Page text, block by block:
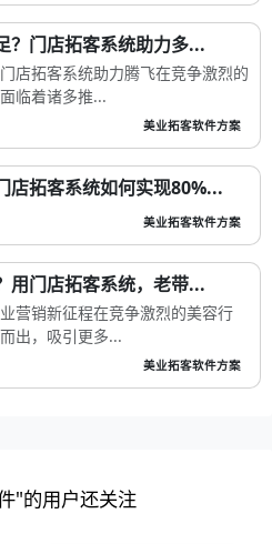
？门店拓客系统助力多...
店拓客系统助力腾飞在竞争激烈的
临着诸多推...
美业拓客软件方案
店拓客系统如何实现80%...
美业拓客软件方案
用门店拓客系统，老带...
营销新征程在竞争激烈的美容行
出，吸引更多...
美业拓客软件方案
"的用户还关注